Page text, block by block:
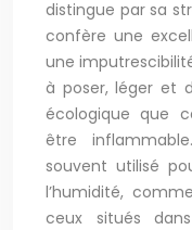
distingue par sa
confère une
une
à poser, léger et
écologique que
être
souvent utilisé
l’humidité,
ceux situés